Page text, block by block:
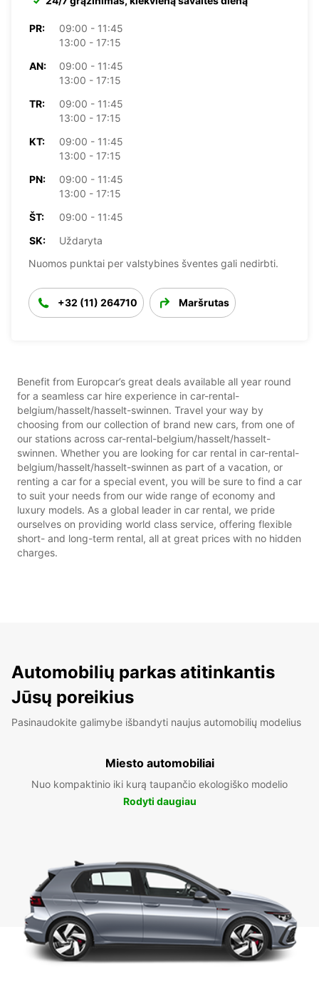
PR:
09:00 - 11:45
13:00 - 17:15
AN:
09:00 - 11:45
13:00 - 17:15
TR:
09:00 - 11:45
13:00 - 17:15
KT:
09:00 - 11:45
13:00 - 17:15
PN:
09:00 - 11:45
13:00 - 17:15
ŠT:
09:00 - 11:45
SK:
Uždaryta
Nuomos punktai per valstybines šventes gali nedirbti.
+32 (11) 264710 Maršrutas
Benefit from Europcar’s great deals available all year round
for a seamless car hire experience in car-rental-
belgium/hasselt/hasselt-swinnen. Travel your way by
choosing from our collection of brand new cars, from one of
our stations across car-rental-belgium/hasselt/hasselt-
swinnen. Whether you are looking for car rental in car-rental-
belgium/hasselt/hasselt-swinnen as part of a vacation, or
renting a car for a special event, you will be sure to find a car
to suit your needs from our wide range of economy and
luxury models. As a global leader in car rental, we pride
ourselves on providing world class service, offering flexible
short- and long-term rental, all at great prices with no hidden
charges.
Automobilių parkas atitinkantis
Jūsų poreikius
Pasinaudokite galimybe išbandyti naujus automobilių modelius
Miesto automobiliai
Nuo kompaktinio iki kurą taupančio ekologiško modelio
Rodyti daugiau